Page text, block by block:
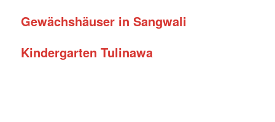
Gewächshäuser in Sangwali
Kindergarten Tulinawa